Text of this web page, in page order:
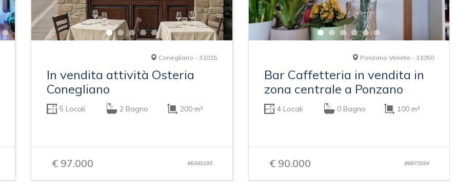
Conegliano - 31015
In vendita attività Osteria
Conegliano
5 Locali 2 Bagno 200 m²
€ 97.000 86345193
Ponzano Veneto - 31050
Bar Caffetteria in vendita in
zona centrale a Ponzano
4 Locali 0 Bagno 100 m²
€ 90.000 86873554